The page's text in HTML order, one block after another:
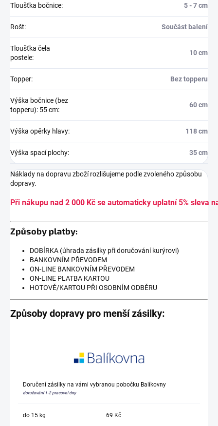
Tloušťka bočnice: 5 - 7 cm
Rošt: Součást balení
Tloušťka čela
postele:
10 cm
Topper: Bez topperu
Výška bočnice (bez
topperu): 55 cm:
60 cm
Výška opěrky hlavy: 118 cm
Výška spací plochy: 35 cm
Náklady na dopravu zboží rozlišujeme podle zvoleného způsobu
dopravy.
Při nákupu nad 2 000 Kč se automaticky uplatní 5% sleva
Způsoby platby:
DOBÍRKA (úhrada zásilky při doručování kurýrovi)
BANKOVNÍM PŘEVODEM
ON-LINE BANKOVNÍM PŘEVODEM
ON-LINE PLATBA KARTOU
HOTOVĚ/KARTOU PŘI OSOBNÍM ODBĚRU
Způsoby dopravy pro menší zásilky:
Doručení zásilky na vámi vybranou pobočku Balíkovny
doručování 1-2 pracovní dny
do 15 kg 69 Kč